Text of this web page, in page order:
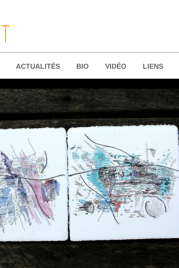
ACTUALITÉS BIO VIDÉO LIENS